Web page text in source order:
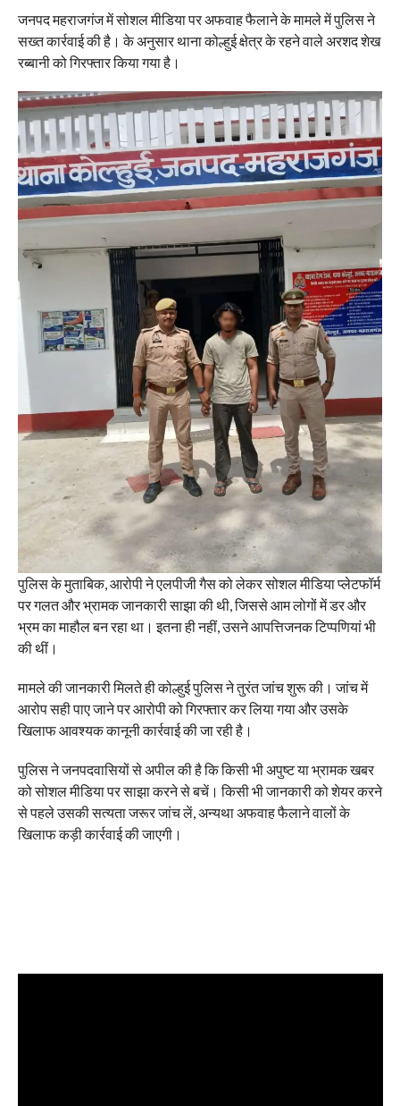
जनपद महराजगंज में सोशल मीडिया पर अफवाह फैलाने के मामले में पुलिस ने
सख्त कार्रवाई की है। के अनुसार थाना कोल्हुई क्षेत्र के रहने वाले अरशद शेख
रब्बानी को गिरफ्तार किया गया है।
पुलिस के मुताबिक, आरोपी ने एलपीजी गैस को लेकर सोशल मीडिया प्लेटफॉर्म
पर गलत और भ्रामक जानकारी साझा की थी, जिससे आम लोगों में डर और
भ्रम का माहौल बन रहा था। इतना ही नहीं, उसने आपत्तिजनक टिप्पणियां भी
की थीं।
मामले की जानकारी मिलते ही कोल्हुई पुलिस ने तुरंत जांच शुरू की। जांच में
आरोप सही पाए जाने पर आरोपी को गिरफ्तार कर लिया गया और उसके
खिलाफ आवश्यक कानूनी कार्रवाई की जा रही है।
पुलिस ने जनपदवासियों से अपील की है कि किसी भी अपुष्ट या भ्रामक खबर
को सोशल मीडिया पर साझा करने से बचें। किसी भी जानकारी को शेयर करने
से पहले उसकी सत्यता जरूर जांच लें, अन्यथा अफवाह फैलाने वालों के
खिलाफ कड़ी कार्रवाई की जाएगी।